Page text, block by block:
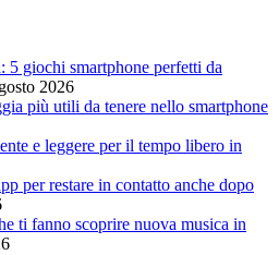
5 giochi smartphone perfetti da
2026
più utili da tenere nello smartphone
e leggere per il tempo libero in
per restare in contatto anche dopo
ti fanno scoprire nuova musica in